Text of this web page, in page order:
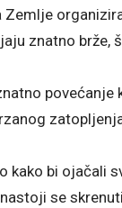
Zemlje
znatno
kako bi ojačali
se